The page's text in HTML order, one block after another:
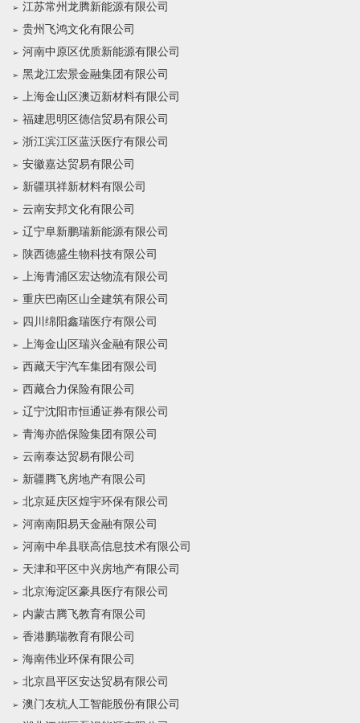
江苏常州龙腾新能源有限公司
贵州飞鸿文化有限公司
河南中原区优质新能源有限公司
黑龙江宏景金融集团有限公司
上海金山区澳迈新材料有限公司
福建思明区德信贸易有限公司
浙江滨江区蓝沃医疗有限公司
安徽嘉达贸易有限公司
新疆琪祥新材料有限公司
云南安邦文化有限公司
辽宁阜新鹏瑞新能源有限公司
陕西德盛生物科技有限公司
上海青浦区宏达物流有限公司
重庆巴南区山全建筑有限公司
四川绵阳鑫瑞医疗有限公司
上海金山区瑞兴金融有限公司
西藏天宇汽车集团有限公司
西藏合力保险有限公司
辽宁沈阳市恒通证券有限公司
青海亦皓保险集团有限公司
云南泰达贸易有限公司
新疆腾飞房地产有限公司
北京延庆区煌宇环保有限公司
河南南阳易天金融有限公司
河南中牟县联高信息技术有限公司
天津和平区中兴房地产有限公司
北京海淀区豪具医疗有限公司
内蒙古腾飞教育有限公司
香港鹏瑞教育有限公司
海南伟业环保有限公司
北京昌平区安达贸易有限公司
澳门友杭人工智能股份有限公司